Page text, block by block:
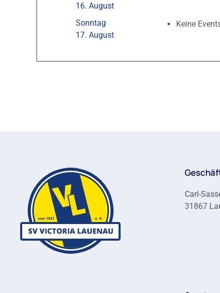
16. August
Sonntag
17. August
Keine
Carl-
31867